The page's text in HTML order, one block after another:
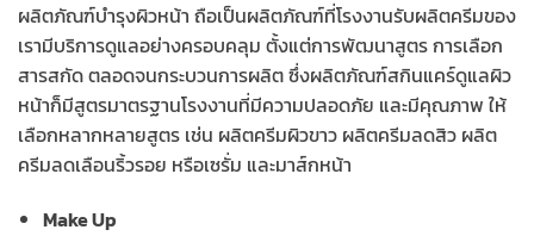
ผลิตภัณฑ์บำรุงผิวหน้า ถือเป็นผลิตภัณฑ์ที่โรงงานรับผลิตครีมของ
เรามีบริการดูแลอย่างครอบคลุม ตั้งแต่การพัฒนาสูตร การเลือก
สารสกัด ตลอดจนกระบวนการผลิต ซึ่งผลิตภัณฑ์สกินแคร์ดูแลผิว
หน้าก็มีสูตรมาตรฐานโรงงานที่มีความปลอดภัย และมีคุณภาพ ให้
เลือกหลากหลายสูตร เช่น ผลิตครีมผิวขาว ผลิตครีมลดสิว ผลิต
ครีมลดเลือนริ้วรอย หรือเซรั่ม และมาส์กหน้า
Make Up